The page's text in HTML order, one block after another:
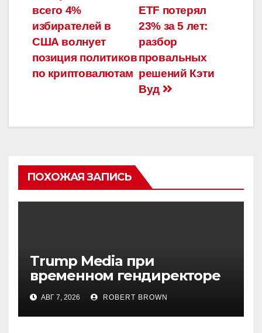
по
записям
ETF потерял
23% за 5 лет:
разбор
провальных
решений Кэти
Вуд
всего 4%
избирателей в
США волнует
позиция политиков
по криптовалютам
ПОХОЖАЯ ЗАПИСЬ
Trump Media при
временном гендиректоре
МакГерне сократила число
сделок с криптовалютами
АВГ 7, 2026 ROBERT BROWN